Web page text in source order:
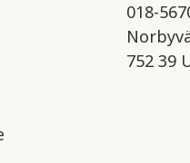
018-
752 39